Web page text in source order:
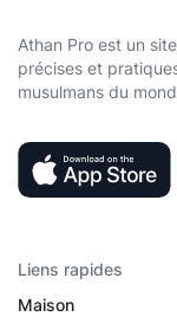
Athan Pro est un
précises et
musulmans du
Liens rapides
Maison